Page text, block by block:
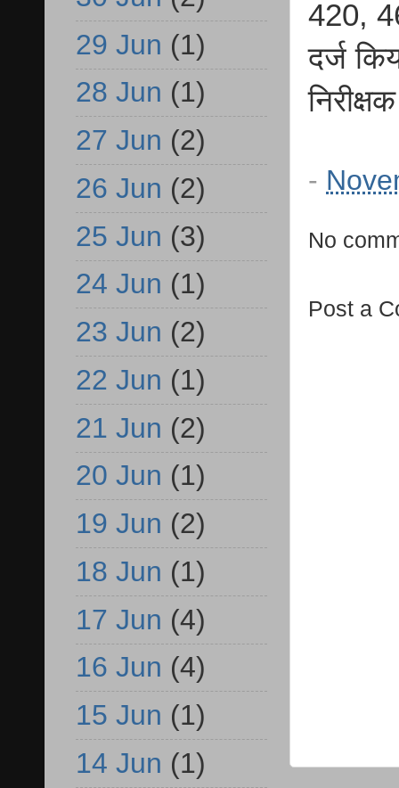
420,
दर्ज
-
No
Post a
29 Jun (1)
28 Jun (1)
27 Jun (2)
26 Jun (2)
25 Jun (3)
24 Jun (1)
23 Jun (2)
22 Jun (1)
21 Jun (2)
20 Jun (1)
19 Jun (2)
18 Jun (1)
17 Jun (4)
16 Jun (4)
15 Jun (1)
14 Jun (1)